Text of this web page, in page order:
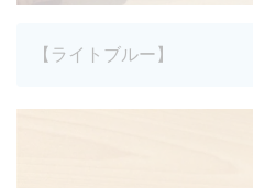
【ライトブルー】